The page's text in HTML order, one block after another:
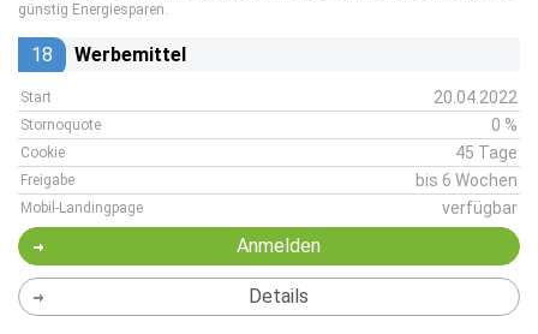
günstig Energiesparen.
18 Werbemittel
Start 20.04.2022
Stornoquote 0 %
Cookie 45 Tage
Freigabe bis 6 Wochen
Mobil-Landingpage verfügbar
Anmelden
Details